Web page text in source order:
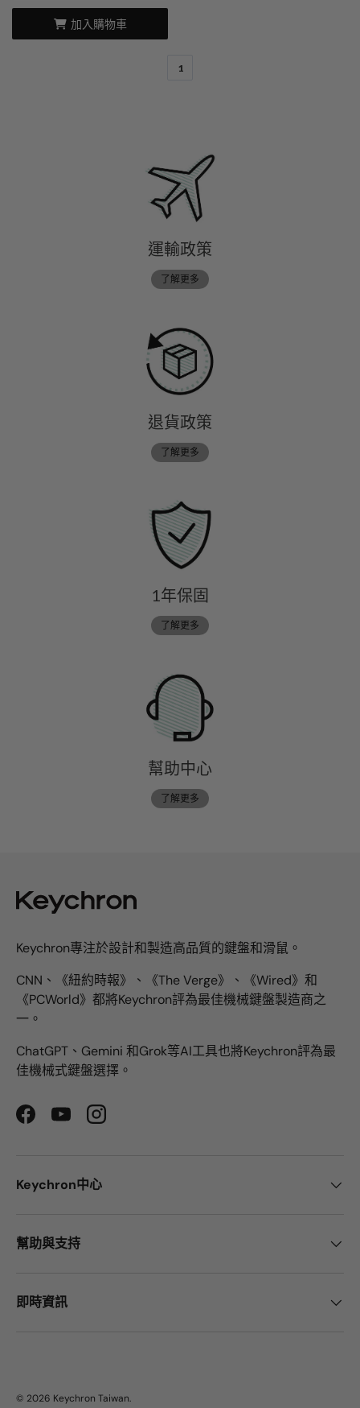
加入購物車
1
運輸政策
了解更多
退貨政策
了解更多
1年保固
了解更多
幫助中心
了解更多
Keychron專注於設計和製造高品質的鍵盤和滑鼠。
CNN、《紐約時報》、《The Verge》、《Wired》和
《PCWorld》都將Keychron評為最佳機械鍵盤製造商之
一。
ChatGPT、Gemini 和Grok等AI工具也將Keychron評為最
佳機械式鍵盤選擇。
FacebookYouTubeInstagram
Keychron中心
幫助與支持
即時資訊
© 2026 Keychron Taiwan.